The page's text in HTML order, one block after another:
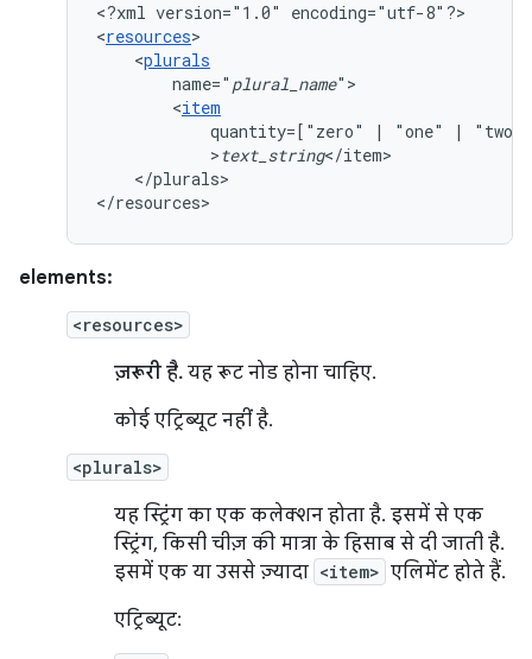
<?xml version="1.0"
encoding="utf-8"?>
<resources
<plurals
name=" plural_name
<item
quantity=["zero"
| "one" |
"two"
>text_string
</plurals>
</resources>
elements:
<resources>
ज़रूरी है. यह रूट नोड होना चाहिए.
कोई एट्रिब्यूट नहीं है.
<plurals>
यह स्ट्रिंग का एक कलेक्शन होता है. इसमें से एक
स्ट्रिंग, किसी चीज़ की मात्रा के हिसाब से दी जाती है.
इसमें एक या उससे ज़्यादा <item> एलिमेंट होते हैं.
एट्रिब्यूट: